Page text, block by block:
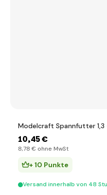
Modelcraft Spannfutter 1,3
10,45 €
8,78 € ohne MwSt
+ 10 Punkte
Versand innerhalb von 48